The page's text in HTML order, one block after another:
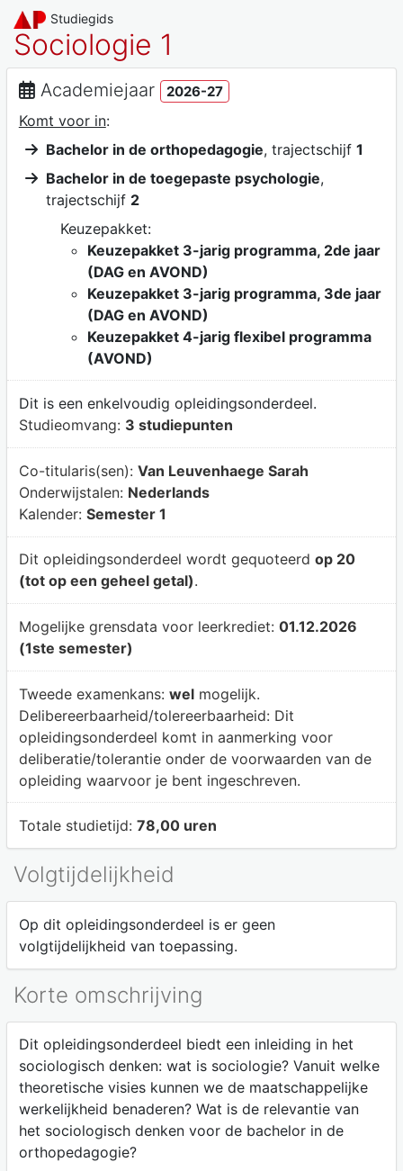
Studiegids
Sociologie 1
Academiejaar 2026-27
Komt voor in:
Bachelor in de orthopedagogie, trajectschijf 1
Bachelor in de toegepaste psychologie,
trajectschijf 2
Keuzepakket:
Keuzepakket 3-jarig programma, 2de jaar
(DAG en AVOND)
Keuzepakket 3-jarig programma, 3de jaar
(DAG en AVOND)
Keuzepakket 4-jarig flexibel programma
(AVOND)
Dit is een enkelvoudig opleidingsonderdeel.
Studieomvang: 3 studiepunten
Co-titularis(sen): Van Leuvenhaege Sarah
Onderwijstalen: Nederlands
Kalender: Semester 1
Dit opleidingsonderdeel wordt gequoteerd op 20
(tot op een geheel getal).
Mogelijke grensdata voor leerkrediet: 01.12.2026
(1ste semester)
Tweede examenkans: welmogelijk.
Delibereerbaarheid/tolereerbaarheid: Dit
opleidingsonderdeel komt in aanmerking voor
deliberatie/tolerantie onder de voorwaarden van de
opleiding waarvoor je bent ingeschreven.
Totale studietijd: 78,00 uren
Volgtijdelijkheid
Op dit opleidingsonderdeel is er geen
volgtijdelijkheid van toepassing.
Korte omschrijving
Dit opleidingsonderdeel biedt een inleiding in het
sociologisch denken: wat is sociologie? Vanuit welke
theoretische visies kunnen we de maatschappelijke
werkelijkheid benaderen? Wat is de relevantie van
het sociologisch denken voor de bachelor in de
orthopedagogie?